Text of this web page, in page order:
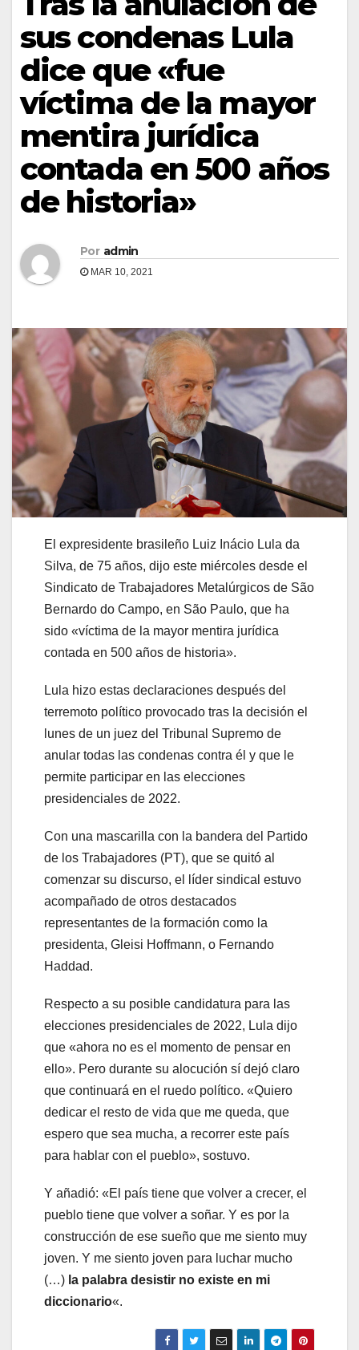
sus condenas Lula
dice que «fue
víctima de la mayor
mentira jurídica
contada en 500 años
de historia»
Por admin
MAR 10, 2021
El expresidente brasileño Luiz Inácio Lula da
Silva, de 75 años, dijo este miércoles desde el
Sindicato de Trabajadores Metalúrgicos de São
Bernardo do Campo, en São Paulo, que ha
sido «víctima de la mayor mentira jurídica
contada en 500 años de historia».
Lula hizo estas declaraciones después del
terremoto político provocado tras la decisión el
lunes de un juez del Tribunal Supremo de
anular todas las condenas contra él y que le
permite participar en las elecciones
presidenciales de 2022.
Con una mascarilla con la bandera del Partido
de los Trabajadores (PT), que se quitó al
comenzar su discurso, el líder sindical estuvo
acompañado de otros destacados
representantes de la formación como la
presidenta, Gleisi Hoffmann, o Fernando
Haddad.
Respecto a su posible candidatura para las
elecciones presidenciales de 2022, Lula dijo
que «ahora no es el momento de pensar en
ello». Pero durante su alocución sí dejó claro
que continuará en el ruedo político. «Quiero
dedicar el resto de vida que me queda, que
espero que sea mucha, a recorrer este país
para hablar con el pueblo», sostuvo.
Y añadió: «El país tiene que volver a crecer, el
pueblo tiene que volver a soñar. Y es por la
construcción de ese sueño que me siento muy
joven. Y me siento joven para luchar mucho
(…) la palabra desistir no existe en mi
diccionario«.